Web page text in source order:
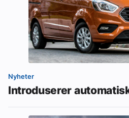
Nyheter
Introduserer